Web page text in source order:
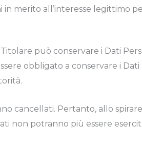
merito all’interesse legittimo
può conservare i Dati
obbligato a conservare i
cancellati. Pertanto, allo
non potranno più essere